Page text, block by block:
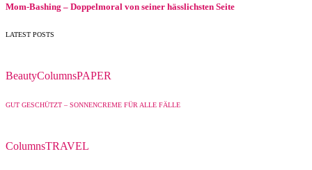
Mom-Bashing – Doppelmoral von seiner hässlichsten Seite
LATEST POSTS
BeautyColumnsPAPER
GUT GESCHÜTZT – SONNENCREME FÜR ALLE FÄLLE
ColumnsTRAVEL